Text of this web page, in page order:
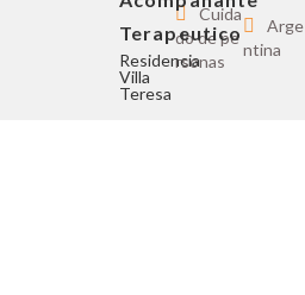
Terapeutico
Residencia
Villa
Teresa
Cuida
do de pe
rsonas
Arge
ntina